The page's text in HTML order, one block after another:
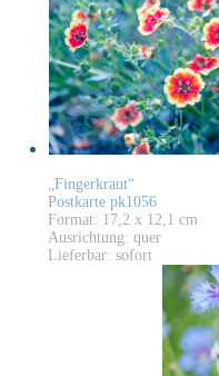
„Fingerkraut“
Postkarte pk1056
Format: 17,2 x 12,1 cm
Ausrichtung: quer
Lieferbar: sofort